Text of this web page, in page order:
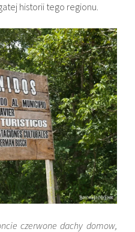
historii tego regionu.
czerwone dachy domow,